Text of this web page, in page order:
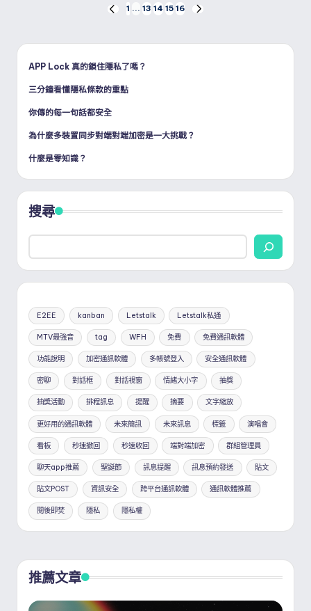
章
分
頁
PREVIOUS
1 ... 13 14 15 16
APP Lock 真的鎖住隱私了嗎？
三分鐘看懂隱私條款的重點
你傳的每一句話都安全
為什麼多裝置同步對端對端加密是一大挑戰？
什麼是零知識？
搜尋
E2EE kanban Letstalk Letstalk私通
MTV最強音 tag WFH 免費 免費通訊軟體
功能說明 加密通訊軟體 多帳號登入 安全通訊軟體
密聊 對話框 對話視窗 情緒大小字 抽獎
抽獎活動 排程訊息 提醒 摘要 文字縮放
更好用的通訊軟體 未來簡訊 未來訊息 標籤 演唱會
看板 秒速撤回 秒速收回 端對端加密 群組管理員
聊天app推薦 聖誕節 訊息提醒 訊息預約發送 貼文
貼文POST 資訊安全 跨平台通訊軟體 通訊軟體推薦
閱後即焚 隱私 隱私權
推薦文章